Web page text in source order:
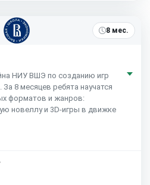
8 мес.
НИУ ВШЭ по созданию игр
8 месяцев ребята научатся
форматов и жанров:
новеллу и 3D-игры в движке